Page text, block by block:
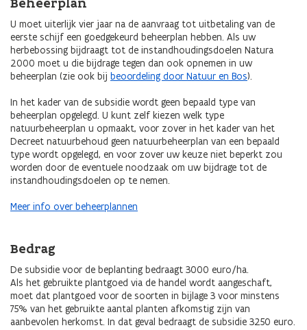
U moet uiterlijk vier jaar na de aanvraag tot uitbetaling van de
eerste schijf een goedgekeurd beheerplan hebben. Als uw
herbebossing bijdraagt tot de instandhoudingsdoelen Natura
2000 moet u die bijdrage tegen dan ook opnemen in uw
beheerplan (zie ook bij beoordeling door Natuur en Bos).
In het kader van de subsidie wordt geen bepaald type van
beheerplan opgelegd. U kunt zelf kiezen welk type
natuurbeheerplan u opmaakt, voor zover in het kader van het
Decreet natuurbehoud geen natuurbeheerplan van een bepaald
type wordt opgelegd, en voor zover uw keuze niet beperkt zou
worden door de eventuele noodzaak om uw bijdrage tot de
instandhoudingsdoelen op te nemen.
Meer info over beheerplannen
Bedrag
De subsidie voor de beplanting bedraagt 3000 euro/ha.
Als het gebruikte plantgoed via de handel wordt aangeschaft,
moet dat plantgoed voor de soorten in bijlage 3 voor minstens
75% van het gebruikte aantal planten afkomstig zijn van
aanbevolen herkomst. In dat geval bedraagt de subsidie 3250 euro.